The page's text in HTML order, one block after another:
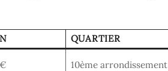
QUARTIER
10ème arrondissement